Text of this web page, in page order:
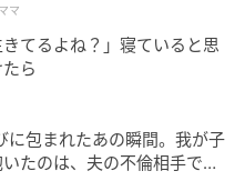
マ
てるよね？」寝ていると思
ら
包まれたあの瞬間。我が子
たのは、夫の不倫相手でし